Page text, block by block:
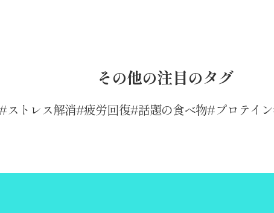
その他の注目のタグ
ストレス解消 疲労回復 話題の食べ物 プロテイン